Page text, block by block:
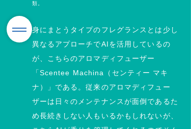
類。
身にまとうタイプのフレグランスとは少し
異なるアプローチでAIを活用しているの
が、こちらのアロマディフューザー
「Scentee Machina（センティー マキ
ナ）」である。従来のアロマディフュー
ザーは日々のメンテナンスが面倒であるた
め長続きしない人もいるかもしれないが、